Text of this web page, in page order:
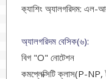
ক‍্যাশিং অ‍্যালগরিদম: এল-
অ্যালগরিদম বেসিক(৬):
বিগ "O" নোটেশন
কমপ্লেক্সিটি ক্লাস(P-NP,